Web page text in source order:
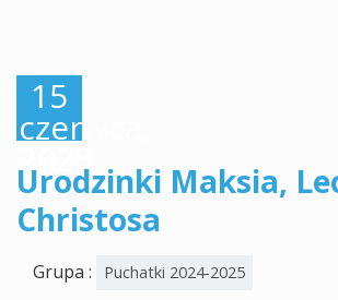
15
czerwca,
2025
Urodzinki Maksia,
Christosa
Grupa : Puchatki 2024-2025